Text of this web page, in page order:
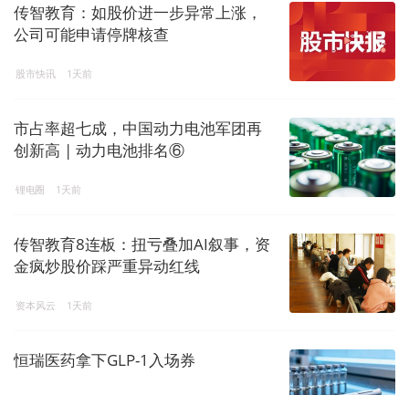
传智教育：如股价进一步异常上涨，
公司可能申请停牌核查
股市快讯 1天前
市占率超七成，中国动力电池军团再
创新高 | 动力电池排名⑥
锂电圈 1天前
传智教育8连板：扭亏叠加AI叙事，资
金疯炒股价踩严重异动红线
资本风云 1天前
恒瑞医药拿下GLP-1入场券